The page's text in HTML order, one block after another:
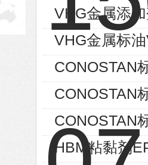
VHG金属添
VHG金属标
CONOSTAN
CONOSTAN
CONOSTAN
HBM粘黏剂